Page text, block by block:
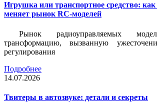
Игрушка или транспортное средство: как
меняет рынок RC-моделей
Рынок радиоуправляемых
трансформацию, вызванную
регулирования
Подробнее
14.07.2026
Твитеры в автозвуке: детали и секреты